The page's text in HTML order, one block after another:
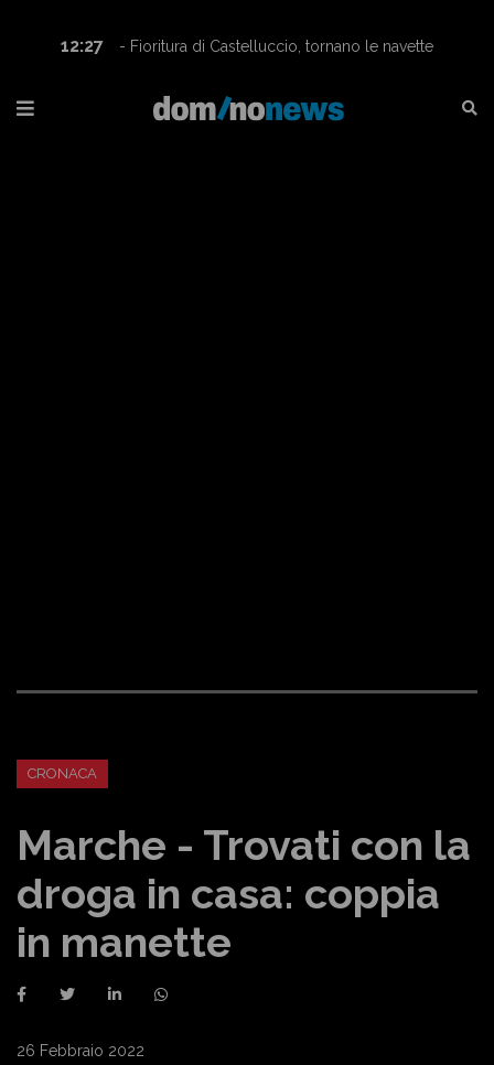
12:27
- Fioritura di Castelluccio, tornano le navette
CRONACA
Marche - Trovati con la
droga in casa: coppia
in manette
26 Febbraio 2022